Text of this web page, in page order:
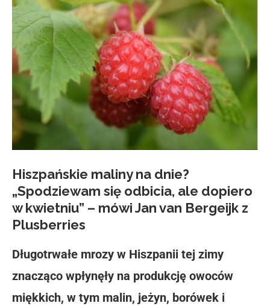
Hiszpańskie maliny na dnie?
„Spodziewam się odbicia, ale dopiero
w kwietniu” – mówi Jan van Bergeijk z
Plusberries
Długotrwałe mrozy w Hiszpanii tej zimy
znacząco wpłynęły na produkcję owoców
miękkich, w tym malin, jeżyn, borówek i